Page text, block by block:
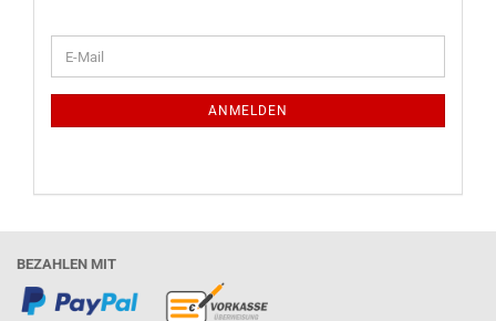
ZUR
E-
Mail
ANMELDEN
BEZAHLEN MIT